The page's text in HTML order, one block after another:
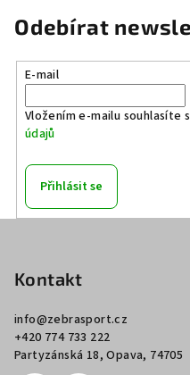
Odebírat
E-mail
Vložením e-mailu souhlasíte s
údajů
Přihlásit se
Kontakt
info@zebrasport.cz
+420 774 733 222
Partyzánská 18, Opava, 74705